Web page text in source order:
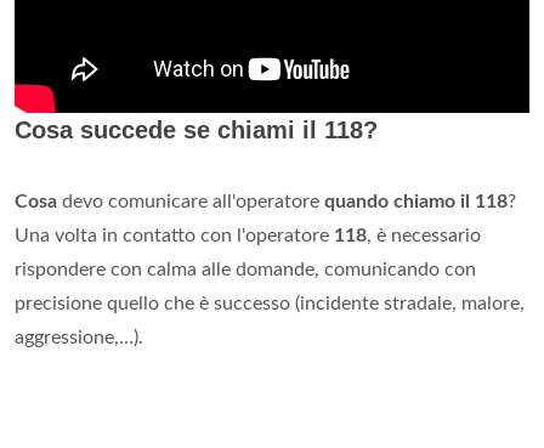
Cosa succede se chiami il 118?
Cosa devo comunicare all'operatore quando chiamo il 118?
Una volta in contatto con l'operatore 118, è necessario
rispondere con calma alle domande, comunicando con
precisione quello che è successo (incidente stradale, malore,
aggressione,…).